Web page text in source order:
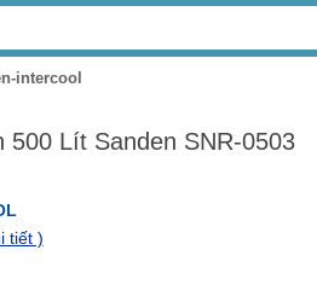
intercool
Lít Sanden SNR-0503
tiết )